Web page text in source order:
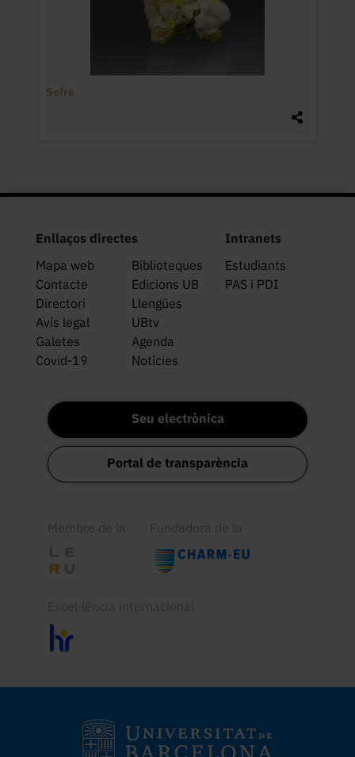
Sofre
Enllaços directes
Mapa web
Biblioteques
Contacte
Edicions UB
Directori
Llengües
Avís legal
UBtv
Galetes
Agenda
Covid-19
Notícies
Intranets
Estudiants
PAS i PDI
Seu electrònica
Portal de transparència
Membre de la Fundadora de la
Excel·lència internacional